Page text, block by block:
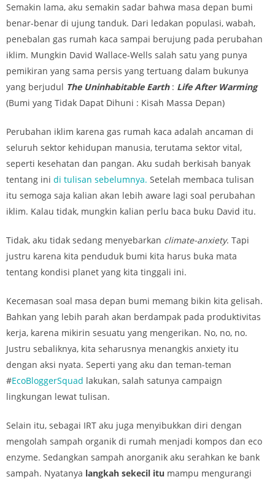
Semakin lama, aku semakin sadar bahwa masa depan bumi
benar-benar di ujung tanduk. Dari ledakan populasi, wabah,
penebalan gas rumah kaca sampai berujung pada perubahan
iklim. Mungkin David Wallace-Wells salah satu yang punya
pemikiran yang sama persis yang tertuang dalam bukunya
yang berjudul The Uninhabitable Earth: Life After Warming
(Bumi yang Tidak Dapat Dihuni : Kisah Massa Depan)
Perubahan iklim karena gas rumah kaca adalah ancaman di
seluruh sektor kehidupan manusia, terutama sektor vital,
seperti kesehatan dan pangan. Aku sudah berkisah banyak
tentang ini di tulisan sebelumnya. Setelah membaca tulisan
itu semoga saja kalian akan lebih aware lagi soal perubahan
iklim. Kalau tidak, mungkin kalian perlu baca buku David itu.
Tidak, aku tidak sedang menyebarkan climate-anxiety. Tapi
justru karena kita penduduk bumi kita harus buka mata
tentang kondisi planet yang kita tinggali ini.
Kecemasan soal masa depan bumi memang bikin kita gelisah.
Bahkan yang lebih parah akan berdampak pada produktivitas
kerja, karena mikirin sesuatu yang mengerikan. No, no, no.
Justru sebaliknya, kita seharusnya menangkis anxiety itu
dengan aksi nyata. Seperti yang aku dan teman-teman
#EcoBloggerSquad lakukan, salah satunya campaign
lingkungan lewat tulisan.
Selain itu, sebagai IRT aku juga menyibukkan diri dengan
mengolah sampah organik di rumah menjadi kompos dan eco
enzyme. Sedangkan sampah anorganik aku serahkan ke bank
sampah. Nyatanya langkah sekecil itu mampu mengurangi